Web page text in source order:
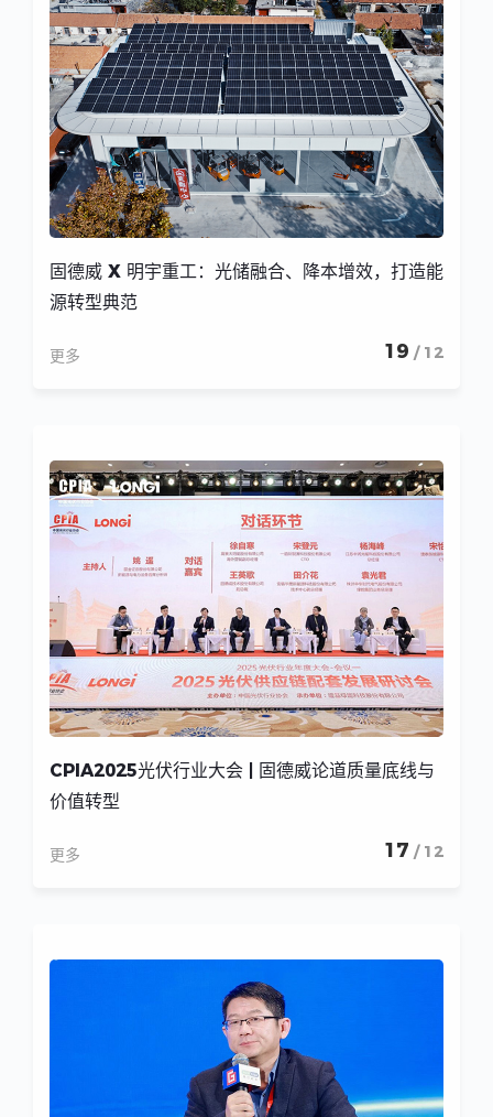
固德威 X 明宇重工：光储融合、降本增效，打造能
源转型典范
更多 19 / 12
CPIA2025光伏行业大会 | 固德威论道质量底线与
价值转型
更多 17 / 12